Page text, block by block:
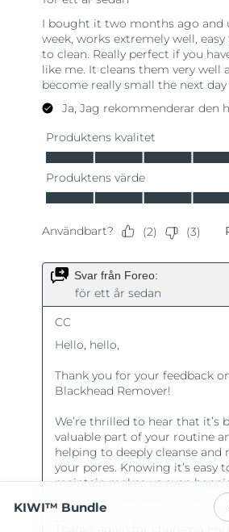
KIWI™ Bundle